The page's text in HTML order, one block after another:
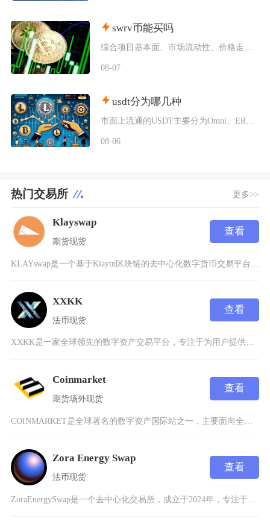
swrv币能买吗
08-07
usdt分为哪几种
08-06
热门交易所 更多>>
Klayswap
期货现货
查看
XXKK
法币现货
查看
XXKK是一家全球领先的数字资产交易平台，专注于为用户提供安全、高效、多元化的加密货币交易
Coinmarket
期货场外现货
查看
Zora Energy Swap
法币现货
查看